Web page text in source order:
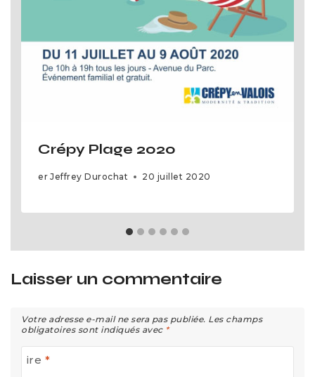
Crépy Plage 2020
er Jeffrey Durochat 20 juillet 2020
Laisser un commentaire
Votre adresse e-mail ne sera pas publiée. Les champs
obligatoires sont indiqués avec *
ire *